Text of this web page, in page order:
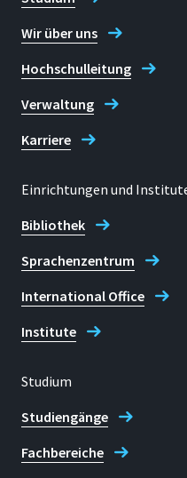
Havelt, T.;
Inhaltsstoffe
Arznei- und
Wir über uns
Hochschulleitung
Verwaltung
Karriere
Einrichtungen und
Bibliothek
Sprachenzentrum
International Office
Institute
Studium
Studiengänge
Fachbereiche